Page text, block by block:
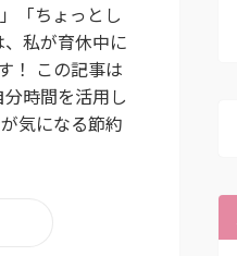
「ちょっとし
私が育休中に
！ この記事は
時間を活用し
気になる節約